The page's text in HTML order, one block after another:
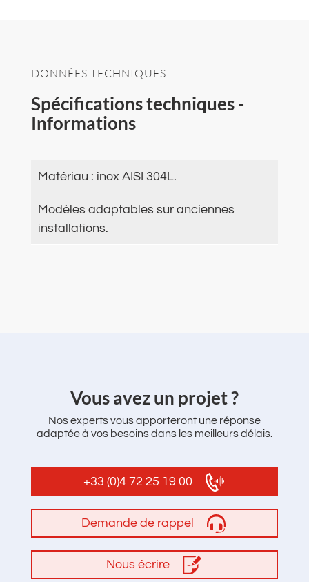
DONNÉES TECHNIQUES
Spécifications techniques -
Informations
Matériau : inox AISI 304L.
Modèles adaptables sur anciennes
installations.
‌Vous avez un projet ?
Nos experts vous apporteront une réponse
adaptée à vos besoins dans les meilleurs délais.
+33 (0)4 72 25 19 00
Demande de rappel
Nous écrire